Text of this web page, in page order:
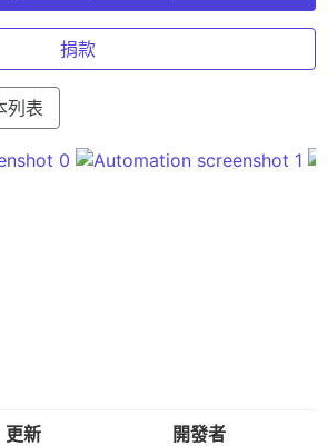
捐款
列表
更新
開發者